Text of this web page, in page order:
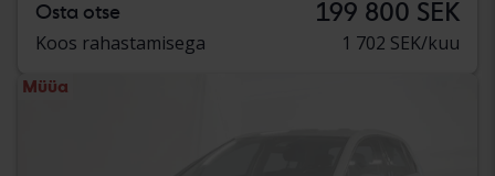
Osta otse 199 800 SEK
Koos rahastamisega 1 702 SEK/kuu
Müüa